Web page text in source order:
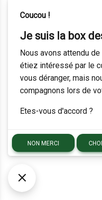
Coucou !
Je suis la box
Nous avons attendu
étiez intéressé par le
vous déranger, mais
compagnons lors de
Etes-vous d'accord ?
NON MERCI